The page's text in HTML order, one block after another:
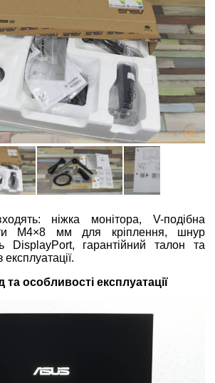
ніжка монітора, V-подібна
M4×8 мм для кріплення, шнур
DisplayPort, гарантійний талон та
та особливості експлуатації